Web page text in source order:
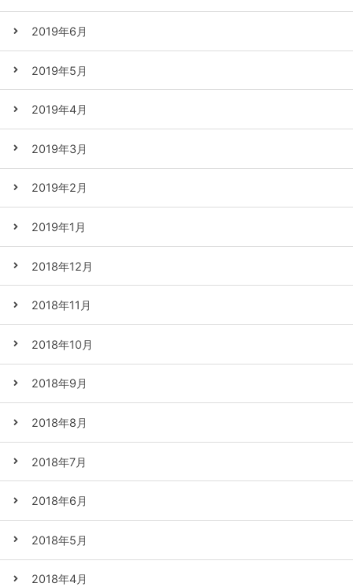
2019年6月
2019年5月
2019年4月
2019年3月
2019年2月
2019年1月
2018年12月
2018年11月
2018年10月
2018年9月
2018年8月
2018年7月
2018年6月
2018年5月
2018年4月